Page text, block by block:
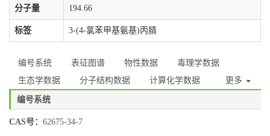
分子量 194.66
标签 3-(4-氯苯甲基氨基)丙腈
编号系统 表征图谱 物性数据
毒理学数据
生态学数据
分子结构数据 计算化学数据 更多
编号系统
CAS号： 62675-34-7